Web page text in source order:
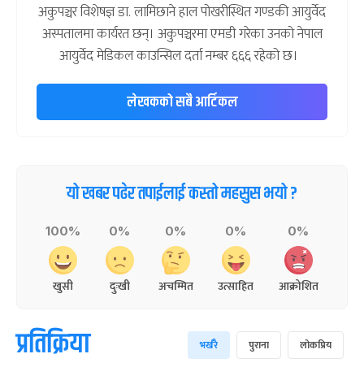
अकुपञ्चर विशेषज्ञ डा. लामिछाने हाल पोखरीस्थित गण्डकी आयुर्वेद
अस्पतालमा कार्यरत छन्। अकुपञ्चरमा एमडी गरेका उनको नेपाल
आयुर्वेद मेडिकल काउन्सिल दर्ता नम्बर ६६६ रहेको छ।
लेखकको सबै आर्टिकल
यो खबर पढेर तपाईलाई कस्तो महसुस भयो ?
100%
खुसी
0%
दुःखी
0%
अचम्मित
0%
उत्साहित
0%
आक्रोशित
प्रतिक्रिया भर्खरै पुराना लोकप्रिय